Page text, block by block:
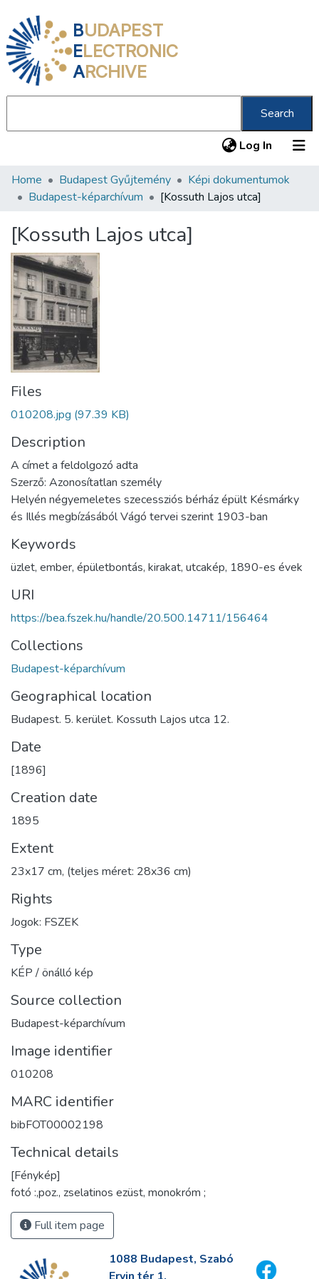
BUDAPEST
ELECTRONIC
ARCHIVE
Search
Log In (current)
Communities & Collections
Statistics
About us
Home Budapest Gyűjtemény
Képi dokumentumok
Budapest-képarchívum
[Kossuth Lajos utca]
[Kossuth Lajos utca]
Files
010208.jpg (97.39 KB)
Description
A címet a feldolgozó adta
Szerző: Azonosítatlan személy
Helyén négyemeletes szecessziós bérház épült Késmárky
és Illés megbízásából Vágó tervei szerint 1903-ban
Keywords
üzlet, ember, épületbontás, kirakat, utcakép, 1890-es évek
URI
https://bea.fszek.hu/handle/20.500.14711/156464
Collections
Budapest-képarchívum
Geographical location
Budapest. 5. kerület. Kossuth Lajos utca 12.
Date
[1896]
Creation date
1895
Extent
23x17 cm, (teljes méret: 28x36 cm)
Rights
Jogok: FSZEK
Type
KÉP / önálló kép
Source collection
Budapest-képarchívum
Image identifier
010208
MARC identifier
bibFOT00002198
Technical details
[Fénykép]
fotó :,poz., zselatinos ezüst, monokróm ;
Full item page
1088 Budapest, Szabó